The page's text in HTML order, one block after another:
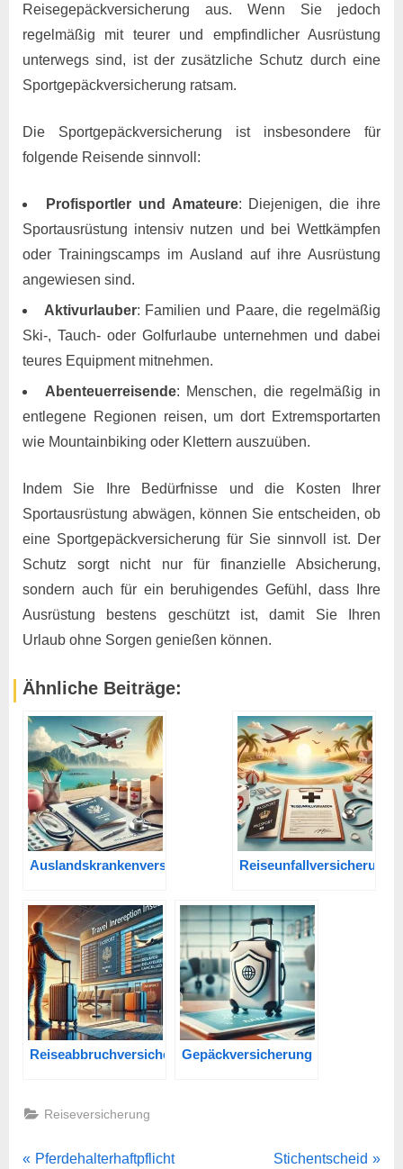
Reisegepäckversicherung aus. Wenn Sie jedoch
regelmäßig mit teurer und empfindlicher Ausrüstung
unterwegs sind, ist der zusätzliche Schutz durch eine
Sportgepäckversicherung ratsam.
Die Sportgepäckversicherung ist insbesondere für
folgende Reisende sinnvoll:
Profisportler und Amateure: Diejenigen, die ihre
Sportausrüstung intensiv nutzen und bei Wettkämpfen
oder Trainingscamps im Ausland auf ihre Ausrüstung
angewiesen sind.
Aktivurlauber: Familien und Paare, die regelmäßig
Ski-, Tauch- oder Golfurlaube unternehmen und dabei
teures Equipment mitnehmen.
Abenteuerreisende: Menschen, die regelmäßig in
entlegene Regionen reisen, um dort Extremsportarten
wie Mountainbiking oder Klettern auszuüben.
Indem Sie Ihre Bedürfnisse und die Kosten Ihrer
Sportausrüstung abwägen, können Sie entscheiden, ob
eine Sportgepäckversicherung für Sie sinnvoll ist. Der
Schutz sorgt nicht nur für finanzielle Absicherung,
sondern auch für ein beruhigendes Gefühl, dass Ihre
Ausrüstung bestens geschützt ist, damit Sie Ihren
Urlaub ohne Sorgen genießen können. ​
Ähnliche Beiträge:
Auslandskrankenversicherung Reiseunfallversicherung
ReiseabbruchversicherungGepäckversicherung
Reiseversicherung
P
Pferdehalterhaftpflicht N
Stichentscheid